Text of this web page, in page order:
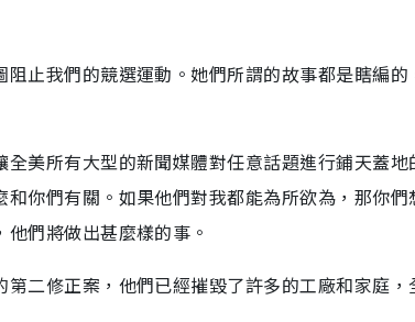
止我們的競選運動。她們所謂的故事都是瞎編
美所有大型的新聞媒體對任意話題進行鋪天蓋
你們有關。如果他們對我都能為所欲為，那你
們將做出甚麼樣的事。
二修正案，他們已經摧毀了許多的工廠和家庭